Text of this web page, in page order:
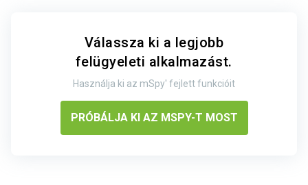
Válassza ki a legjobb
felügyeleti alkalmazást.
Használja ki az mSpy' fejlett funkcióit
PRÓBÁLJA KI AZ MSPY-T MOST